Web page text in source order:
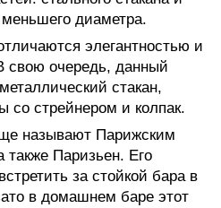
меньшего диаметра.
элегантностью и
свою очередь, данный
стакан,
со стрейнером и колпак.
называют Парижским
Паризьен. Его
за стойкой бара в
в домашнем баре этот